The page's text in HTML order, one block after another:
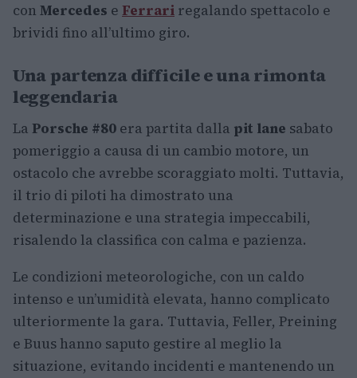
con Mercedes e Ferrari regalando spettacolo e
brividi fino all’ultimo giro.
Una partenza difficile e una rimonta
leggendaria
La Porsche #80 era partita dalla pit lane sabato
pomeriggio a causa di un cambio motore, un
ostacolo che avrebbe scoraggiato molti. Tuttavia,
il trio di piloti ha dimostrato una
determinazione e una strategia impeccabili,
risalendo la classifica con calma e pazienza.
Le condizioni meteorologiche, con un caldo
intenso e un’umidità elevata, hanno complicato
ulteriormente la gara. Tuttavia, Feller, Preining
e Buus hanno saputo gestire al meglio la
situazione, evitando incidenti e mantenendo un